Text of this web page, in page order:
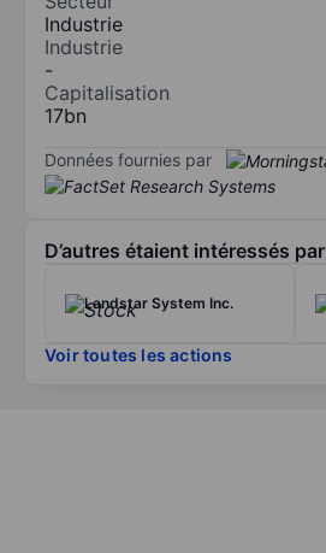
Industrie
Industrie
-
Capitalisation
17bn
Données fournies par
D’autres étaient intéressés par
Landstar System Inc.
Voir toutes les actions